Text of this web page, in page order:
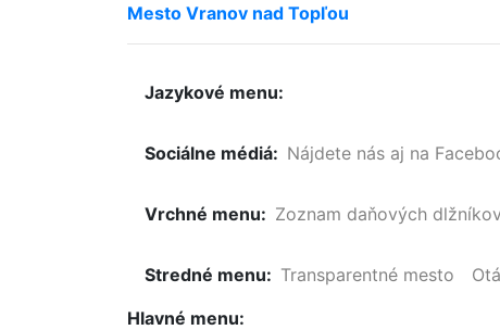
Mesto Vranov nad Topľou
Jazykové menu:
Sociálne médiá: Nájdete nás aj na
Vrchné menu: Zoznam daňových dlžníkov
Stredné menu: Transparentné mesto
Hlavné menu: